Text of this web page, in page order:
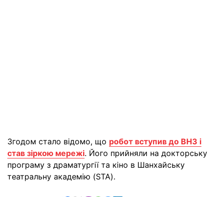
Згодом стало відомо, що робот вступив до ВНЗ і
став зіркою мережі. Його прийняли на докторську
програму з драматургії та кіно в Шанхайську
театральну академію (STA).